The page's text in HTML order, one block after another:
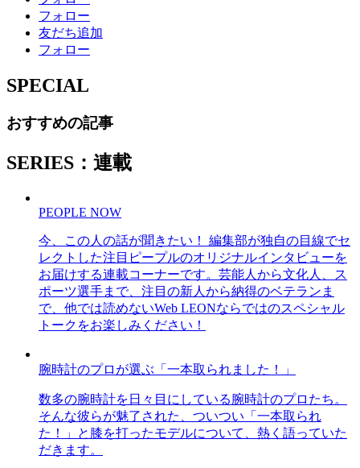
フォロー
友だち追加
フォロー
SPECIAL
おすすめの記事
SERIES：連載
PEOPLE NOW
今、この人の話が聞きたい！ 編集部が独自の目線でセ
レクトした注目ピープルのオリジナルインタビューを
お届けする連載コーナーです。芸能人から文化人、ス
ポーツ選手まで、注目の新人から納得のベテランま
で、他では読めないWeb LEONならではのスペシャル
トークをお楽しみください！
腕時計のプロが選ぶ「一本取られました！」
数多の腕時計を日々目にしている腕時計のプロたち。
そんな彼らが魅了された、ついつい「一本取られ
た！」と膝を打ったモデルについて、熱く語っていた
だきます。